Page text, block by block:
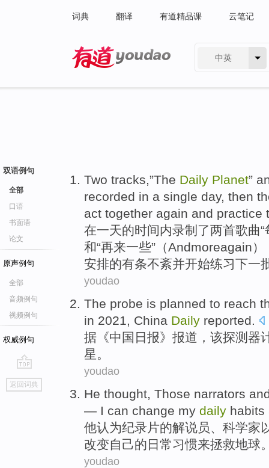
词典 翻译 有道精品课 云笔记
中英
双语例句
全部
口语
书面语
论文
原声例句
全部
音频例句
视频例句
权威例句
go
top
返回词典
Two tracks,”The Daily Planet”
recorded in a single day, then
act together again and practice
在一天的时间内录制 了两首歌曲“
和“再来一些”（Andmoreagain）
安排的有条不紊并开始练习下一
youdao
The probe is planned to reach
in 2021, China Daily reported.
据 《中国日报》报道，该探测
星。
youdao
He thought Those narrators
— I can change my daily habits
他认为纪录片的解说员 科学家
改变自己的 日常习惯来拯救地球
youdao